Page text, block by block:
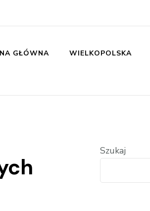
GŁÓWNA WIELKOPOLSKA
Szukaj